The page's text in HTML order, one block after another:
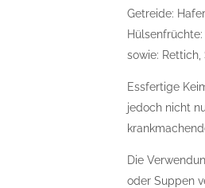
Getreide:
sowie: Rettich,
Essfertige
jedoch nicht
Die
oder Suppen